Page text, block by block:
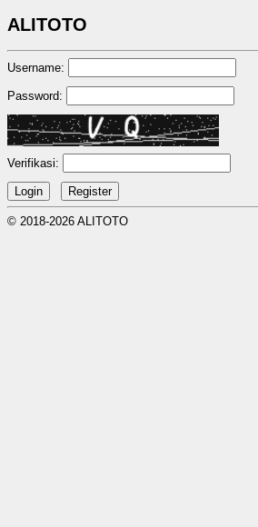
ALITOTO
Username:
Password:
Verifikasi:
© 2018-2026 ALITOTO